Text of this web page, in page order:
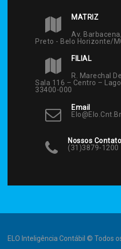
MATRIZ
Av.
Preto - Belo Horizonte/
FILIAL
R. Marechal
Sala 116 – Centro –
33400-000
Email
Elo@elo.cnt.br
Nossos
(31)3879-1200
ELO Inteligência Contábil © Todos